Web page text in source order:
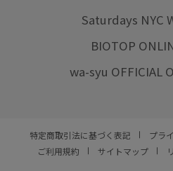
Saturdays NYC
BIOTOP
wa-syu OFFICIAL
特定商取引法に基づく表記 プラ
ご利用規約
サイトマップ